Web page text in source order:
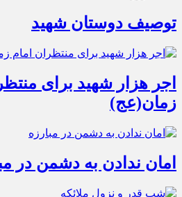
توصیف دوستان شهید
اجر هزار شهید برای
زمان(عج)
امان ندادن به دشمن در